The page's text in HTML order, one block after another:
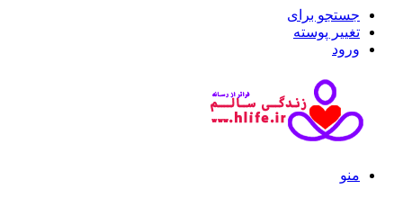
جستجو برای
تغییر پوسته
ورود
منو